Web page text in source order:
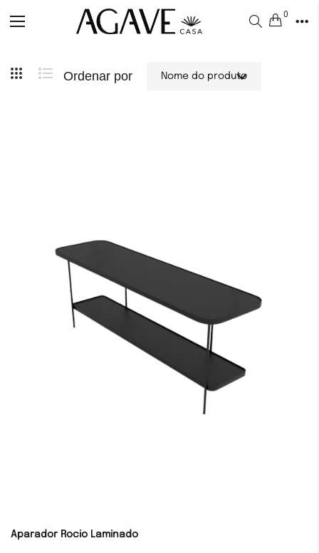
Alternar
0
Ordenar por
Aparador Rocio Laminado